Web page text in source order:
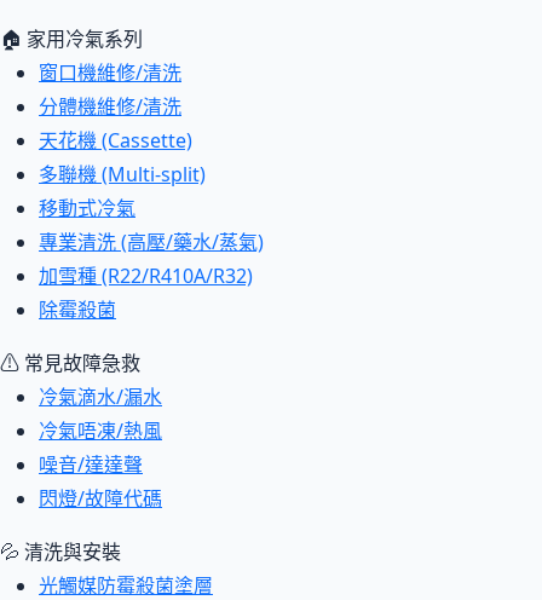
🏠 家用冷氣系列
窗口機維修/清洗
分體機維修/清洗
天花機 (Cassette)
多聯機 (Multi-split)
移動式冷氣
專業清洗 (高壓/藥水/蒸氣)
加雪種 (R22/R410A/R32)
除霉殺菌
⚠ 常見故障急救
冷氣滴水/漏水
冷氣唔凍/熱風
噪音/達達聲
閃燈/故障代碼
💦 清洗與安裝
光觸媒防霉殺菌塗層